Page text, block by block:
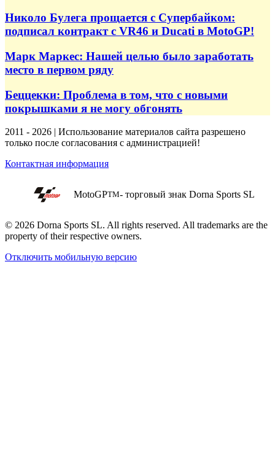
Николо Булега прощается с Супербайком:
подписал контракт с VR46 и Ducati в MotoGP!
Марк Маркес: Нашей целью было заработать
место в первом ряду
Беццекки: Проблема в том, что с новыми
покрышками я не могу обгонять
2011 - 2026 | Использование материалов сайта разрешено
только после согласования с администрацией!
Контактная информация
MotoGPTM- торговый знак Dorna Sports SL
© 2026 Dorna Sports SL. All rights reserved. All trademarks are the
property of their respective owners.
Отключить мобильную версию